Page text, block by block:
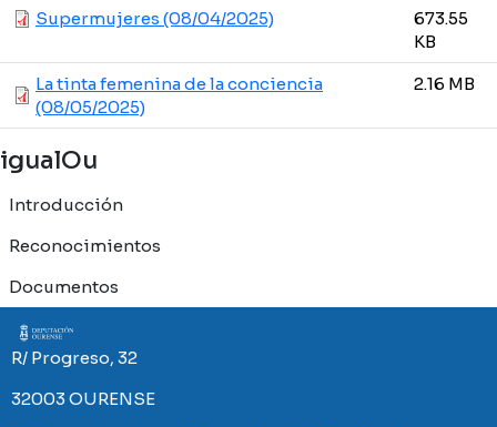
igualOu
Introducción
Reconocimientos
Documentos
Supermujeres (08/04/2025)
673.55
KB
La tinta femenina de la conciencia
(08/05/2025)
2.16 MB
Imaxe
R/ Progreso, 32
32003 OURENSE